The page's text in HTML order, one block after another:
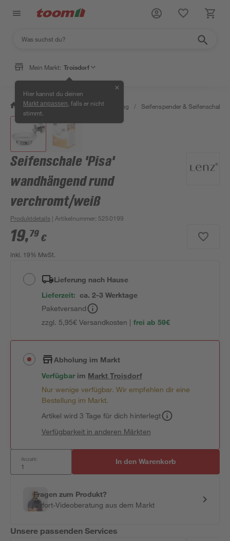
Mein Markt: Troisdorf
Hier kannst du deinen
Markt anpassen , falls er nicht
stimmt.
✕
/ Bad & Sanitär / Bad-Ausstattung / Seifenspender & Seifenschalen
Seifenschale 'Pisa'
wandhängend rund
verchromt/weiß
Produktdetails | Artikelnummer: 5250199
19,79 €
inkl. 19% MwSt.
Lieferung nach Hause
Lieferzeit: ca. 2-3 Werktage
Paketversand
zzgl. 5,95€ Versandkosten | frei ab 59€
Abholung im Markt
Verfügbar im MarktTroisdorf
Nur wenige verfügbar. Wir empfehlen dir eine
Bestellung im Markt.
Artikel wird 3 Tage für dich hinterlegt
Verfügbarkeit in anderen Märkten
Anzahl: In den Warenkorb
Fragen zum Produkt?
Sofort-Videoberatung aus dem Markt
Unsere passenden Services